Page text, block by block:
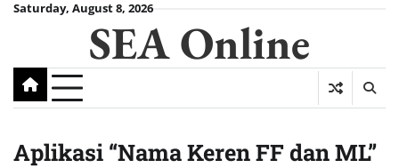
SkipSaturday, August 8, 2026
SEA Online
Aplikasi “Nama Keren FF dan ML”